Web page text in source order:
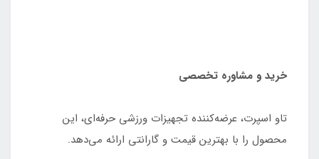
خرید و مشاوره تخصصی
تاو اسپرت، عرضه‌کننده تجهیزات ورزشی حرفه‌ای، این
محصول را با بهترین قیمت و گارانتی ارائه می‌دهد.